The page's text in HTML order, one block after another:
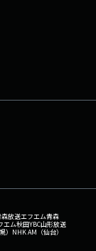
森放送エフエム青森
エム秋田YBC山形放送
） NHK AM（仙台）